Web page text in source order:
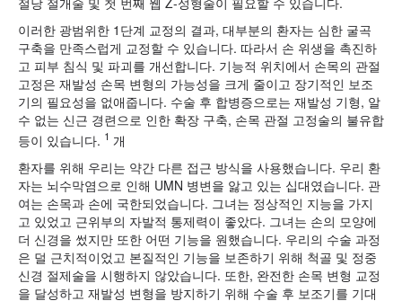
이러한 광범위한 1단계 교정의 결과, 대부분의 환자는 심한 굴곡
구축을 만족스럽게 교정할 수 있습니다. 따라서 손 위생을 촉진하
고 피부 침식 및 파괴를 개선합니다. 기능적 위치에서 손목의 관절
고정은 재발성 손목 변형의 가능성을 크게 줄이고 장기적인 보조
기의 필요성을 없애줍니다. 수술 후 합병증으로는 재발성 기형, 알
수 없는 신근 경련으로 인한 확장 구축, 손목 관절 고정술의 불유합
등이 있습니다. 1 개
환자를 위해 우리는 약간 다른 접근 방식을 사용했습니다. 우리 환
자는 뇌수막염으로 인해 UMN 병변을 앓고 있는 십대였습니다. 관
여는 손목과 손에 국한되었습니다. 그녀는 정상적인 지능을 가지
고 있었고 근위부의 자발적 통제력이 좋았다. 그녀는 손의 모양에
더 신경을 썼지만 또한 어떤 기능을 원했습니다. 우리의 수술 과정
은 덜 근치적이었고 본질적인 기능을 보존하기 위해 척골 및 정중
신경 절제술을 시행하지 않았습니다. 또한, 완전한 손목 변형 교정
을 달성하고 재발성 변형을 방지하기 위해 수술 후 보조기를 기대